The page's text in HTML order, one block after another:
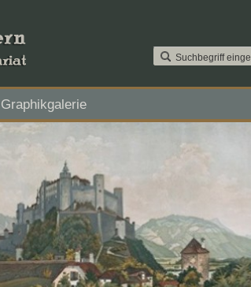
BIC RVSAAT2S015. Paypal